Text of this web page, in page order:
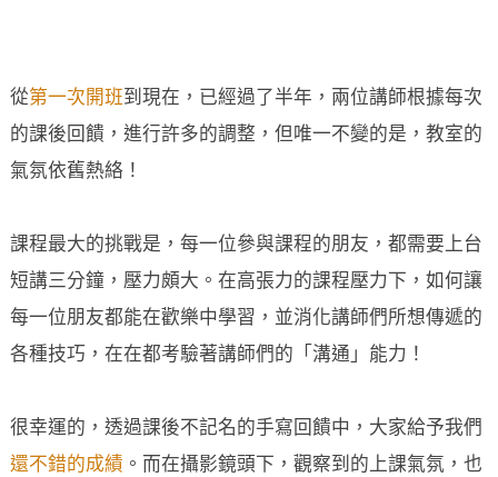
從第一次開班到現在，已經過了半年，兩位講師根據每次
的課後回饋，進行許多的調整，但唯一不變的是，教室的
氣氛依舊熱絡！
課程最大的挑戰是，每一位參與課程的朋友，都需要上台
短講三分鐘，壓力頗大。在高張力的課程壓力下，如何讓
每一位朋友都能在歡樂中學習，並消化講師們所想傳遞的
各種技巧，在在都考驗著講師們的「溝通」能力！
很幸運的，透過課後不記名的手寫回饋中，大家給予我們
還不錯的成績 。而在攝影鏡頭下，觀察到的上課氣氛，也